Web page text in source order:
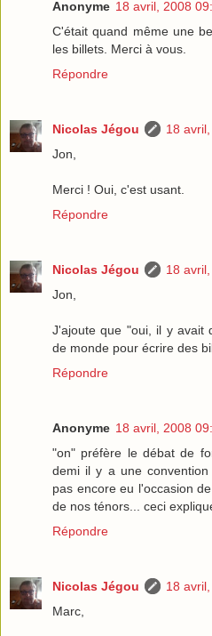
Anonyme 18 avril, 2008
C'était quand même une
les billets. Merci à vous.
Répondre
Nicolas Jégou
18
Jon,
Merci ! Oui, c'est usant.
Répondre
Nicolas Jégou
18
Jon,
J'ajoute que "oui, il y avait
de monde pour écrire des
Répondre
Anonyme 18 avril, 2008
"on" préfère le débat de
demi il y a une
pas encore eu l'occasion
de nos ténors... ceci
Répondre
Nicolas Jégou
18
Marc,